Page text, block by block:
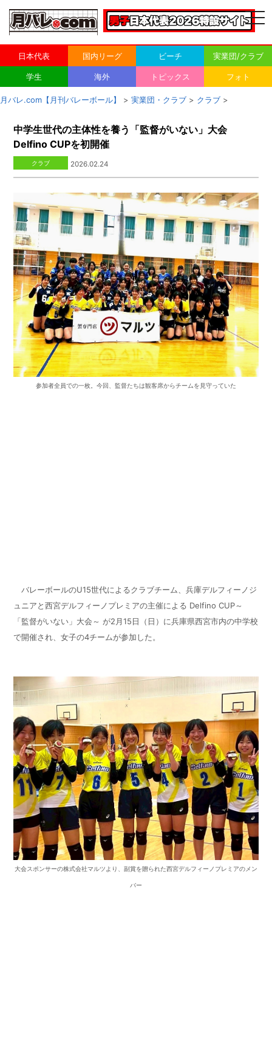
日本代表 国内リーグ ビーチ 実業団/クラブ
学生 海外 トピックス フォト
月バレ.com【月刊バレーボール】 > 実業団・クラブ > クラブ >
中学生世代の主体性を養う「監督がいない」大会
Delfino CUPを初開催
クラブ 2026.02.24
参加者全員での一枚。今回、監督たちは観客席からチームを見守っていた
バレーボールのU15世代によるクラブチーム、兵庫デルフィーノジ
ュニアと西宮デルフィーノプレミアの主催による Delfino CUP～
「監督がいない」大会～ が2 月15日（日）に兵庫県西宮市内の中学校
で開催され、女子の4チームが参加した。
大会スポンサーの株式会社マルツより、副賞を贈られた西宮デルフィーノプレミアのメン
バー